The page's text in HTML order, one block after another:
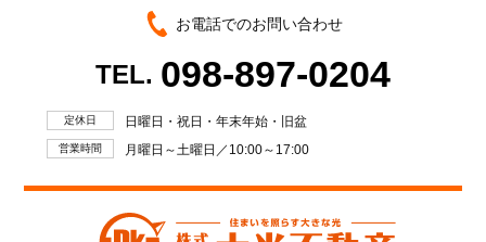
お電話でのお問い合わせ
TEL. 098-897-0204
定休日 日曜日・祝日・年末年始・旧盆
営業時間 月曜日～土曜日／10:00～17:00